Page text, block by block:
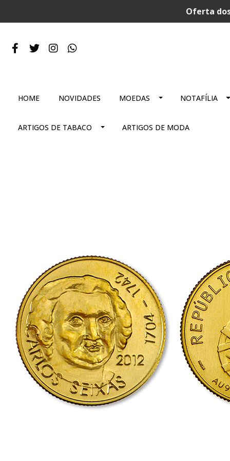
Oferta
HOME NOVIDADES MOEDAS NOTAFÍLIA
ARTIGOS DE TABACO ARTIGOS DE MODA